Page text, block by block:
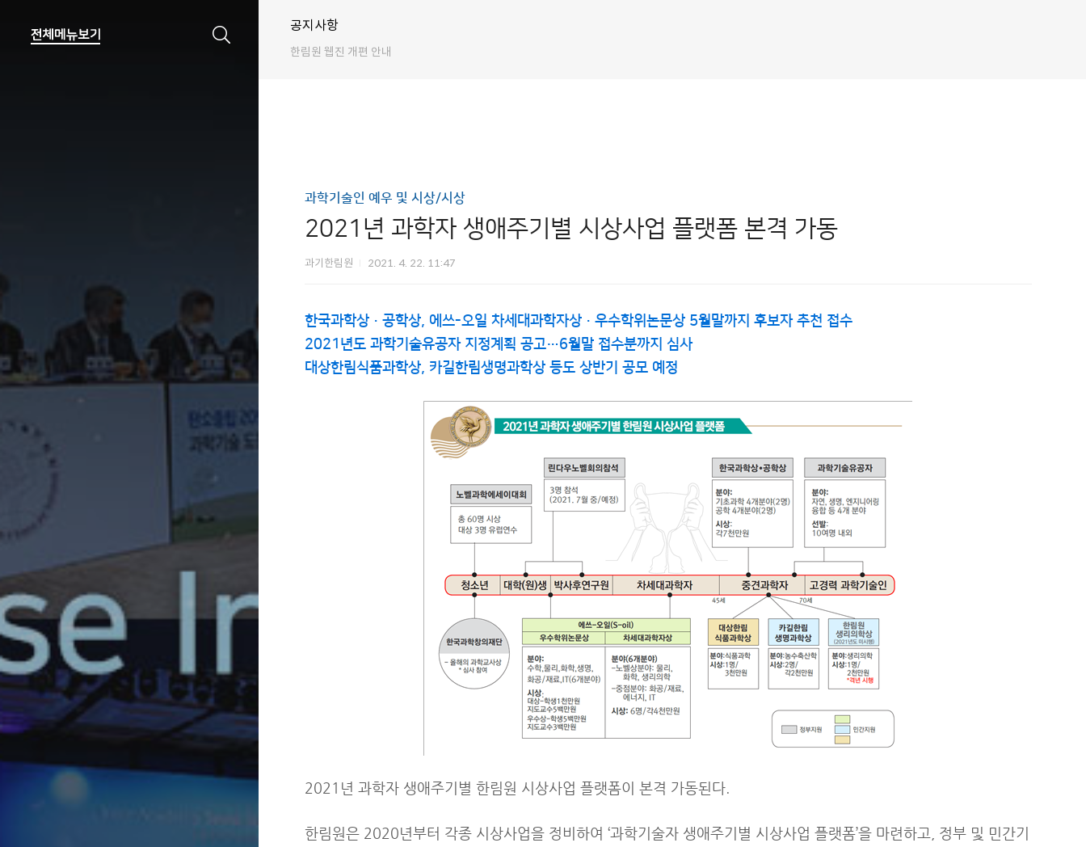
공지사항
한림원 웹진 개편 안내
과학기술인 예우 및 시상/시상
2021년 과학자 생애주기별 시상사업 플랫폼 본격 가동
과기한림원 2021. 4. 22. 11:47
한국과학상·공학상, 에쓰-오일 차세대과학자상·우수학위논문상 5월말까지 후보자 추천 접수
2021년도 과학기술유공자 지정계획 공고…6월말 접수분까지 심사
대상한림식품과학상, 카길한림생명과학상 등도 상반기 공모 예정
2021년 과학자 생애주기별 한림원 시상사업 플랫폼이 본격 가동된다.
한림원은 2020년부터 각종 시상사업을 정비하여 ‘과학기술자 생애주기별 시상사업 플랫폼’을 마련하고, 정부 및 민간기